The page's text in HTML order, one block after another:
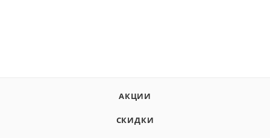
АКЦИИ
СКИДКИ